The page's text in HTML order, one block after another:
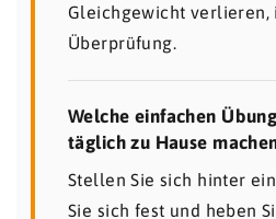
Gleichgewicht verlieren,
Überprüfung.
Welche einfachen
täglich zu Hause
Stellen Sie sich hinter
Sie sich fest und heben